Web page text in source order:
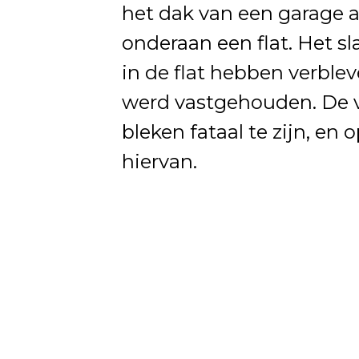
het dak van een garage
onderaan een flat. Het
in de flat hebben
werd vastgehouden.
bleken fataal te zijn, en
hiervan.